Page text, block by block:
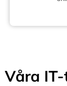
Våra